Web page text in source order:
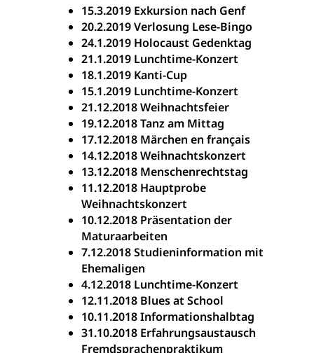
15.3.2019 Exkursion nach Genf
20.2.2019 Verlosung Lese-Bingo
24.1.2019 Holocaust Gedenktag
21.1.2019 Lunchtime-Konzert
18.1.2019 Kanti-Cup
15.1.2019 Lunchtime-Konzert
21.12.2018 Weihnachtsfeier
19.12.2018 Tanz am Mittag
17.12.2018 Märchen en français
14.12.2018 Weihnachtskonzert
13.12.2018 Menschenrechtstag
11.12.2018 Hauptprobe
Weihnachtskonzert
10.12.2018 Präsentation der
Maturaarbeiten
7.12.2018 Studieninformation mit
Ehemaligen
4.12.2018 Lunchtime-Konzert
12.11.2018 Blues at School
10.11.2018 Informationshalbtag
31.10.2018 Erfahrungsaustausch
Fremdsprachenpraktikum